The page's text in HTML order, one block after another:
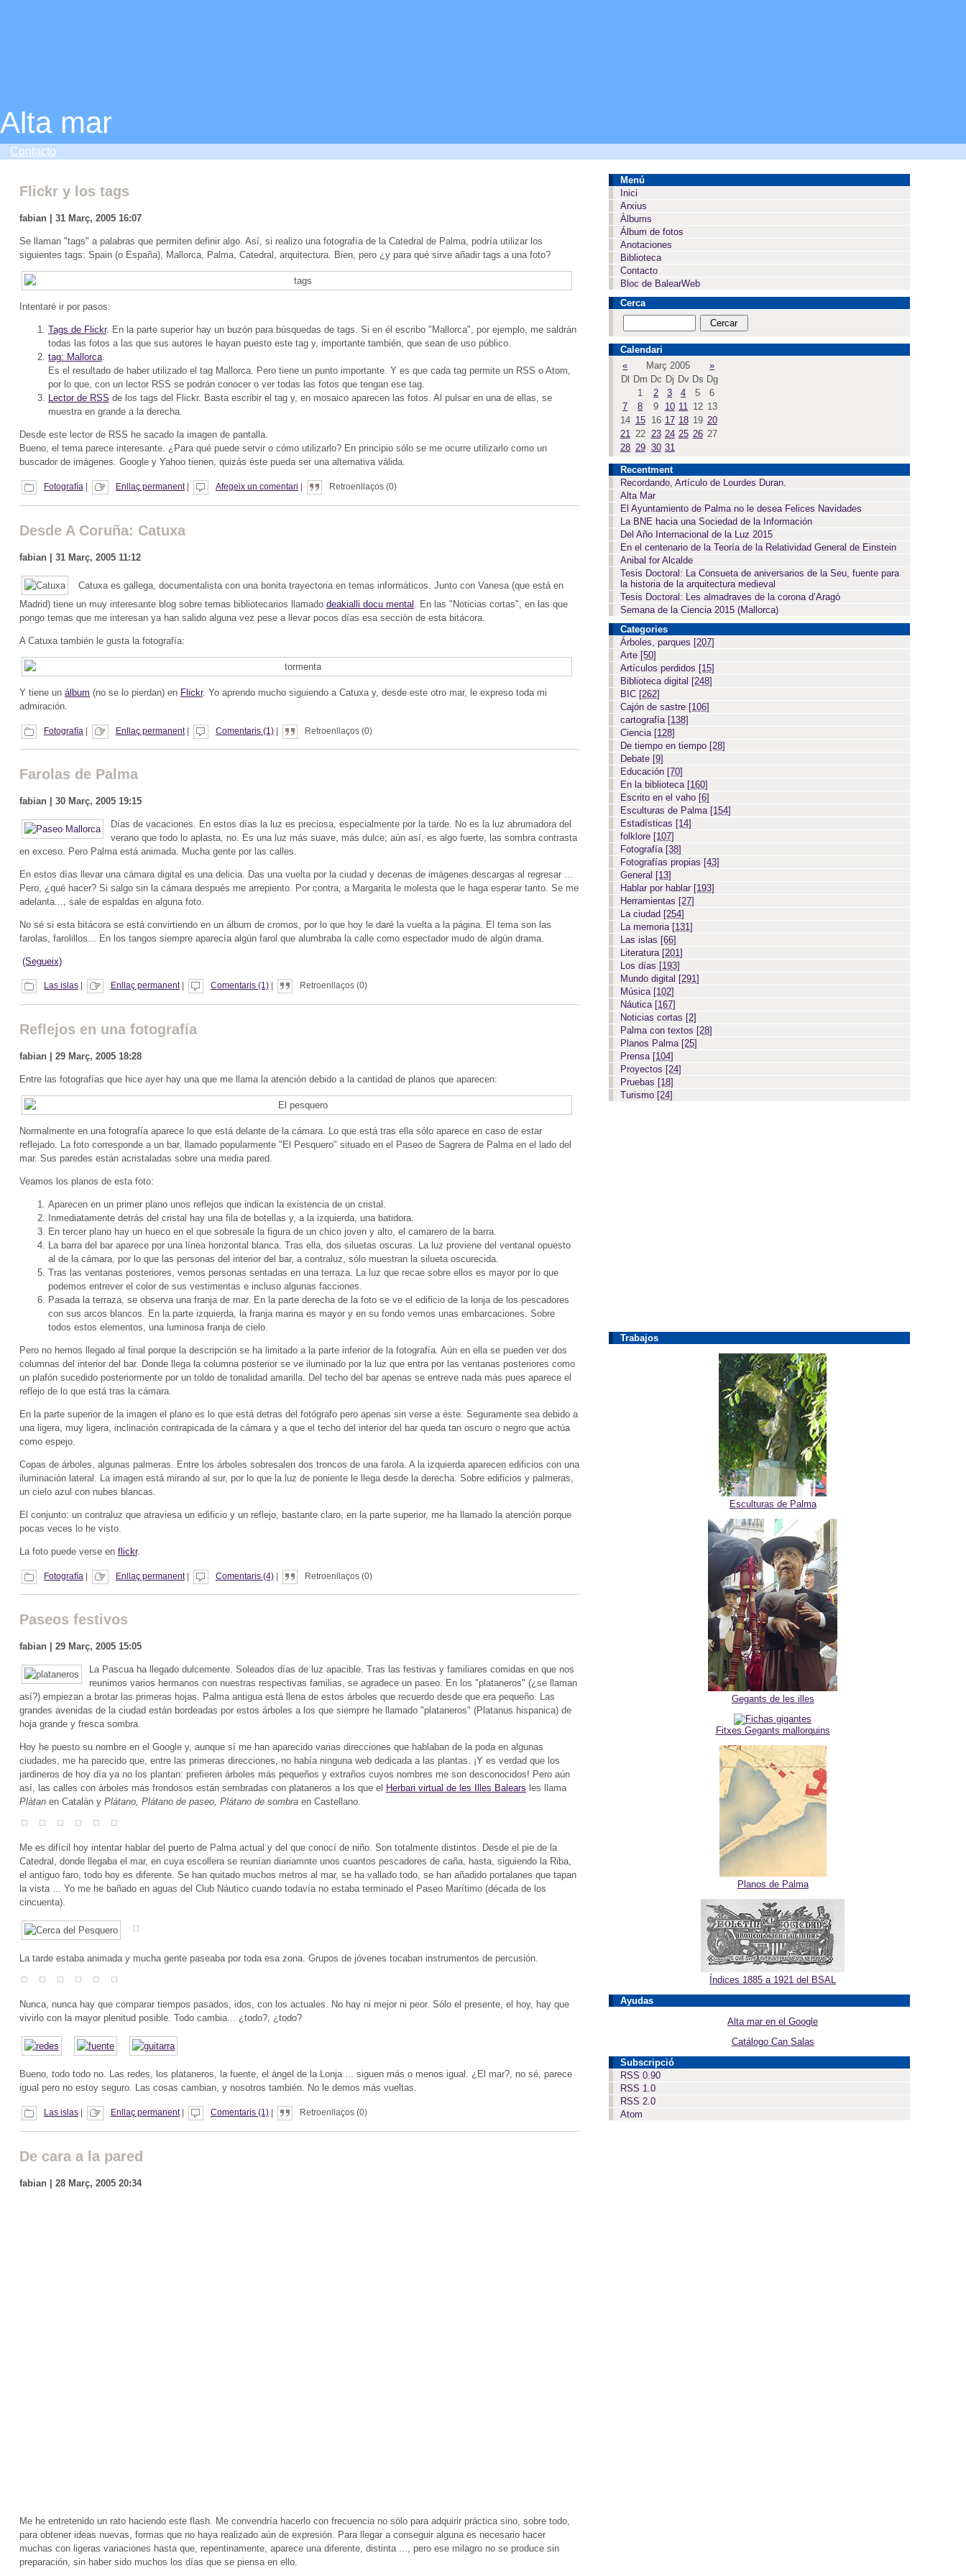
Alta mar
Contacto
Flickr y los tags
fabian | 31 Març, 2005 16:07
Se llaman "tags" a palabras que permiten definir algo. Así, si realizo una fotografía de la Catedral de Palma, podría utilizar los
siguientes tags: Spain (o España), Mallorca, Palma, Catedral, arquitectura. Bien, pero ¿y para qué sirve añadir tags a una foto?
Intentaré ir por pasos:
Tags de Flickr. En la parte superior hay un buzón para búsquedas de tags. Si en él escribo "Mallorca", por ejemplo, me saldrán
todas las fotos a las que sus autores le hayan puesto este tag y, importante también, que sean de uso público.
tag: Mallorca.
Es el resultado de haber utilizado el tag Mallorca. Pero tiene un punto importante. Y es que cada tag permite un RSS o Atom,
por lo que, con un lector RSS se podrán conocer o ver todas las fotos que tengan ese tag.
Lector de RSS de los tags del Flickr. Basta escribir el tag y, en mosaico aparecen las fotos. Al pulsar en una de ellas, se
muestra en grande a la derecha.
Desde este lector de RSS he sacado la imagen de pantalla.
Bueno, el tema parece interesante. ¿Para qué puede servir o cómo utilizarlo? En principio sólo se me ocurre utilizarlo como un
buscador de imágenes. Google y Yahoo tienen, quizás éste pueda ser una alternativa válida.
Fotografía Enllaç permanent| Afegeix un comentari Retroenllaços (0)
Desde A Coruña: Catuxa
fabian | 31 Març, 2005 11:12
Catuxa es gallega, documentalista con una bonita trayectoria en temas informáticos. Junto con Vanesa (que está en
Madrid) tiene un muy interesante blog sobre temas bibliotecarios llamado deakialli docu mental . En las "Noticias cortas", en las que
pongo temas que me interesan ya han salido alguna vez pese a llevar pocos días esa sección de esta bitácora.
A Catuxa también le gusta la fotografía:
Y tiene un álbum (no se lo pierdan) en Flickr. Yo aprendo mucho siguiendo a Catuxa y, desde este otro mar, le expreso toda mi
admiración.
Fotografía | Enllaç permanent| Comentaris (1)| Retroenllaços (0)
Farolas de Palma
fabian | 30 Març, 2005 19:15
Días de vacaciones. En estos días la luz es preciosa, especialmente por la tarde. No es la luz abrumadora del
verano que todo lo aplasta, no. Es una luz más suave, más dulce; aún así, es algo fuerte, las sombra contrasta
en exceso. Pero Palma está animada. Mucha gente por las calles.
En estos días llevar una cámara digital es una delicia. Das una vuelta por la ciudad y decenas de imágenes descargas al regresar ...
Pero, ¿qué hacer? Si salgo sin la cámara después me arrepiento. Por contra, a Margarita le molesta que le haga esperar tanto. Se me
adelanta..., sale de espaldas en alguna foto.
No sé si esta bitácora se está convirtiendo en un álbum de cromos, por lo que hoy le daré la vuelta a la página. El tema son las
farolas, farolillos... En los tangos siempre aparecía algún farol que alumbraba la calle como espectador mudo de algún drama.
(Segueix)
Las islas| Enllaç permanent| Comentaris (1)| Retroenllaços (0)
Reflejos en una fotografía
fabian | 29 Març, 2005 18:28
Entre las fotografías que hice ayer hay una que me llama la atención debido a la cantidad de planos que aparecen:
Normalmente en una fotografía aparece lo que está delante de la cámara. Lo que está tras ella sólo aparece en caso de estar
reflejado. La foto corresponde a un bar, llamado popularmente "El Pesquero" situado en el Paseo de Sagrera de Palma en el lado del
mar. Sus paredes están acristaladas sobre una media pared.
Veamos los planos de esta foto:
Aparecen en un primer plano unos reflejos que indican la existencia de un cristal.
Inmediatamente detrás del cristal hay una fila de botellas y, a la izquierda, una batidora.
En tercer plano hay un hueco en el que sobresale la figura de un chico joven y alto, el camarero de la barra.
La barra del bar aparece por una línea horizontal blanca. Tras ella, dos siluetas oscuras. La luz proviene del ventanal opuesto
al de la cámara, por lo que las personas del interior del bar, a contraluz, sólo muestran la silueta oscurecida.
Tras las ventanas posteriores, vemos personas sentadas en una terraza. La luz que recae sobre ellos es mayor por lo que
podemos entrever el color de sus vestimentas e incluso algunas facciones.
Pasada la terraza, se observa una franja de mar. En la parte derecha de la foto se ve el edificio de la lonja de los pescadores
con sus arcos blancos. En la parte izquierda, la franja marina es mayor y en su fondo vemos unas embarcaciones. Sobre
todos estos elementos, una luminosa franja de cielo.
Pero no hemos llegado al final porque la descripción se ha limitado a la parte inferior de la fotografía. Aún en ella se pueden ver dos
columnas del interior del bar. Donde llega la columna posterior se ve iluminado por la luz que entra por las ventanas posteriores como
un plafón sucedido posteriormente por un toldo de tonalidad amarilla. Del techo del bar apenas se entreve nada más pues aparece el
reflejo de lo que está tras la cámara.
En la parte superior de la imagen el plano es lo que está detras del fotógrafo pero apenas sin verse a éste. Seguramente sea debido a
una ligera, muy ligera, inclinación contrapicada de la cámara y a que el techo del interior del bar queda tan oscuro o negro que actúa
como espejo.
Copas de árboles, algunas palmeras. Entre los árboles sobresalen dos troncos de una farola. A la izquierda aparecen edificios con una
iluminación lateral. La imagen está mirando al sur, por lo que la luz de poniente le llega desde la derecha. Sobre edificios y palmeras,
un cielo azul con nubes blancas.
El conjunto: un contraluz que atraviesa un edificio y un reflejo, bastante claro, en la parte superior, me ha llamado la atención porque
pocas veces lo he visto.
La foto puede verse en flickr.
Fotografía | Enllaç permanent| Comentaris (4)| Retroenllaços (0)
Paseos festivos
fabian | 29 Març, 2005 15:05
La Pascua ha llegado dulcemente. Soleados días de luz apacible. Tras las festivas y familiares comidas en que nos
reunimos varios hermanos con nuestras respectivas familias, se agradece un paseo. En los "plataneros" (¿se llaman
así?) empiezan a brotar las primeras hojas. Palma antigua está llena de estos árboles que recuerdo desde que era pequeño. Las
grandes avenidas de la ciudad están bordeadas por estos árboles a los que siempre he llamado "plataneros" (Platanus hispanica) de
hoja grande y fresca sombra.
Hoy he puesto su nombre en el Google y, aunque sí me han aparecido varias direcciones que hablaban de la poda en algunas
ciudades, me ha parecido que, entre las primeras direcciones, no había ninguna web dedicada a las plantas. ¡Y es verdad que los
jardineros de hoy día ya no los plantan: prefieren árboles más pequeños y extraños cuyos nombres me son desconocidos! Pero aún
así, las calles con árboles más frondosos están sembradas con plataneros a los que el Herbari virtual de les Illes Balears les llama
Plàtanen Catalán y Plátano, Plátano de paseo, Plátano de sombraen Castellano.
Me es difícil hoy intentar hablar del puerto de Palma actual y del que conocí de niño. Son totalmente distintos. Desde el pie de la
Catedral, donde llegaba el mar, en cuya escollera se reunían diariamnte unos cuantos pescadores de caña, hasta, siguiendo la Riba,
el antiguo faro, todo hoy es diferente. Se han quitado muchos metros al mar, se ha vallado todo, se han añadido portalanes que tapan
la vista ... Yo me he bañado en aguas del Club Náutico cuando todavía no estaba terminado el Paseo Marítimo (década de los
cincuenta).
La tarde estaba animada y mucha gente paseaba por toda esa zona. Grupos de jóvenes tocaban instrumentos de percusión.
Nunca, nunca hay que comparar tiempos pasados, idos, con los actuales. No hay ni mejor ni peor. Sólo el presente, el hoy, hay que
vivirlo con la mayor plenitud posible. Todo cambia... ¿todo?, ¿todo?
Bueno, todo todo no. Las redes, los plataneros, la fuente, el ángel de la Lonja ... siguen más o menos igual. ¿El mar?, no sé, parece
igual pero no estoy seguro. Las cosas cambian, y nosotros también. No le demos más vueltas.
Las islas| Enllaç permanent| Comentaris (1)| Retroenllaços (0)
De cara a la pared
fabian | 28 Març, 2005 20:34
Me he entretenido un rato haciendo este flash. Me convendría hacerlo con frecuencia no sólo para adquirir práctica sino, sobre todo,
para obtener ideas nuevas, formas que no haya realizado aún de expresión. Para llegar a conseguir alguna es necesario hacer
muchas con ligeras variaciones hasta que, repentinamente, aparece una diferente, distinta ..., pero ese milagro no se produce sin
preparación, sin haber sido muchos los días que se piensa en ello.
Menú
Inici
Arxius
Àlbums
Álbum de fotos
Anotaciones
Biblioteca
Contacto
Bloc de BalearWeb
Cerca
Calendari
«
Març 2005
»
Dl
Dm Dc Dj Dv Ds Dg
1
2 3 4 5
6
7
8 9 10 11 12 13
14 15 16 17 18 19 20
21 22 23 24 25 26 27
28 29 30 31
Recentment
Recordando, Artículo de Lourdes Duran.
Alta Mar
El Ayuntamiento de Palma no le desea Felices Navidades
La BNE hacia una Sociedad de la Información
Del Año Internacional de la Luz 2015
En el centenario de la Teoría de la Relatividad General de Einstein
Anibal for Alcalde
Tesis Doctoral: La Consueta de aniversarios de la Seu, fuente para
la historia de la arquitectura medieval
Tesis Doctoral: Les almadraves de la corona d’Aragó
Semana de la Ciencia 2015 (Mallorca)
Categories
Árboles, parques [207]
Arte [50]
Artículos perdidos [15]
Biblioteca digital [248]
BIC [262]
Cajón de sastre [106]
cartografía [138]
Ciencia [128]
De tiempo en tiempo [28]
Debate [9]
Educación [70]
En la biblioteca [160]
Escrito en el vaho [6]
Esculturas de Palma [154]
Estadísticas [14]
folklore [107]
Fotografía [38]
Fotografías propias [43]
General [13]
Hablar por hablar [193]
Herramientas [27]
La ciudad [254]
La memoria [131]
Las islas [66]
Literatura [201]
Los días [193]
Mundo digital [291]
Música [102]
Náutica [167]
Noticias cortas [2]
Palma con textos [28]
Planos Palma [25]
Prensa [104]
Proyectos [24]
Pruebas [18]
Turismo [24]
Trabajos
Esculturas de Palma
Gegants de les illes
Fitxes Gegants mallorquins
Planos de Palma
Índices 1885 a 1921 del BSAL
Ayudas
Alta mar en el Google
Catálogo Can Salas
Subscripció
RSS 0.90
RSS 1.0
RSS 2.0
Atom